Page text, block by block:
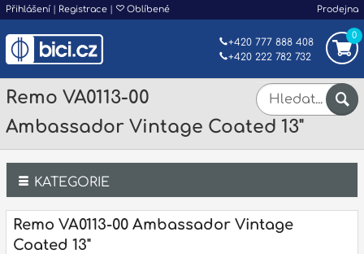
Přihlášení | Registrace | Oblíbené Prodejna
0
+420 777 888 408
+420 222 782 732
Remo VA0113-00
Ambassador Vintage Coated 13"
KATEGORIE
Bicí
Remo VA0113-00 Ambassador Vintage
Coated 13"